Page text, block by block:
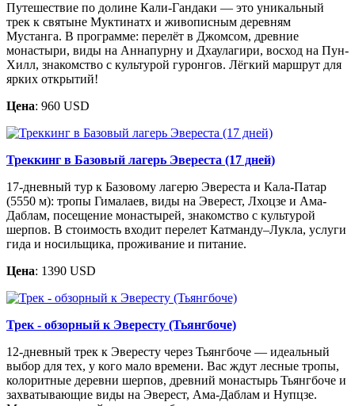
Путешествие по долине Кали-Гандаки — это уникальный
трек к святыне Муктинатх и живописным деревням
Мустанга. В программе: перелёт в Джомсом, древние
монастыри, виды на Аннапурну и Дхаулагири, восход на Пун-
Хилл, знакомство с культурой гуронгов. Лёгкий маршрут для
ярких открытий!
Цена: 960 USD
Треккинг в Базовый лагерь Эвереста (17 дней)
17-дневный тур к Базовому лагерю Эвереста и Кала-Патар
(5550 м): тропы Гималаев, виды на Эверест, Лхоцзе и Ама-
Даблам, посещение монастырей, знакомство с культурой
шерпов. В стоимость входит перелет Катманду–Лукла, услуги
гида и носильщика, проживание и питание.
Цена: 1390 USD
Трек - обзорный к Эвересту (Тьянгбоче)
12-дневный трек к Эвересту через Тьянгбоче — идеальный
выбор для тех, у кого мало времени. Вас ждут лесные тропы,
колоритные деревни шерпов, древний монастырь Тьянгбоче и
захватывающие виды на Эверест, Ама-Даблам и Нупцзе.